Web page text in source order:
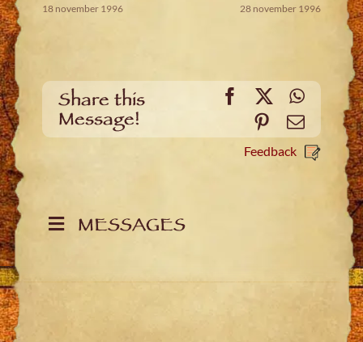
18 november 1996
28 november 1996
Share this
Message!
Facebook
X
PinterestEmail
Feedback
MESSAGES